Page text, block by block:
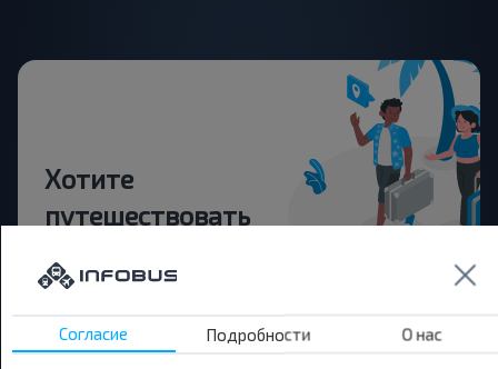
Хотите
путешествовать
другие интересные предложения INFOBUS.
Подпишись на получение новостей и
Согласие Подробности О нас